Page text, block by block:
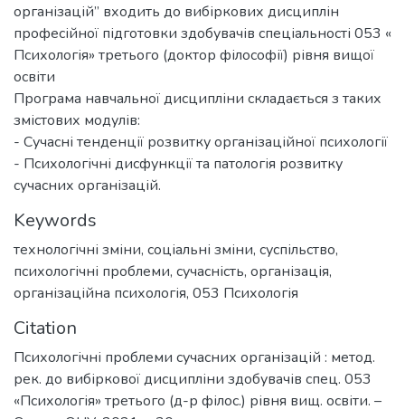
організацій” входить до вибіркових дисциплін
професійної підготовки здобувачів спеціальності 053 «
Психологія» третього (доктор філософії) рівня вищої
освіти
Програма навчальної дисципліни складається з таких
змістових модулів:
- Сучасні тенденції розвитку організаційної психології
- Психологічні дисфункції та патологія розвитку
сучасних організацій.
Keywords
технологічні зміни, соціальні зміни, суспільство,
психологічні проблеми, сучасність, організація,
організаційна психологія, 053 Психологія
Citation
Психологічні проблеми сучасних організацій : метод.
рек. до вибіркової дисципліни здобувачів спец. 053
«Психологія» третього (д-р філос.) рівня вищ. освіти. –